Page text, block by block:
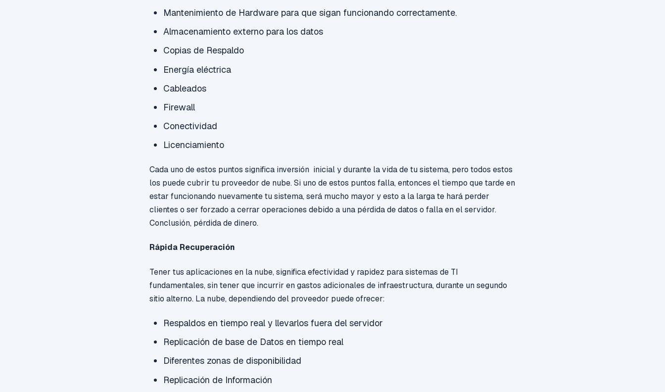
Mantenimiento de Hardware para que sigan funcionando correctamente.
Almacenamiento externo para los datos
Copias de Respaldo
Energía eléctrica
Cableados
Firewall
Conectividad
Licenciamiento
Cada uno de estos puntos significa inversión inicial y durante la vida de tu sistema, pero todos estos
los puede cubrir tu proveedor de nube. Si uno de estos puntos falla, entonces el tiempo que tarde en
estar funcionando nuevamente tu sistema, será mucho mayor y esto a la larga te hará perder
clientes o ser forzado a cerrar operaciones debido a una pérdida de datos o falla en el servidor.
Conclusión, pérdida de dinero.
Rápida Recuperación
Tener tus aplicaciones en la nube, significa efectividad y rapidez para sistemas de TI
fundamentales, sin tener que incurrir en gastos adicionales de infraestructura, durante un segundo
sitio alterno. La nube, dependiendo del proveedor puede ofrecer:
Respaldos en tiempo real y llevarlos fuera del servidor
Replicación de base de Datos en tiempo real
Diferentes zonas de disponibilidad
Replicación de Información